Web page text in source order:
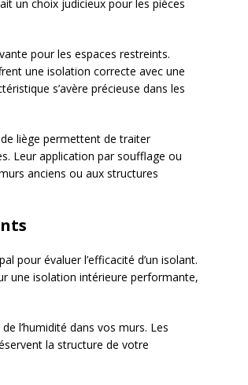
un choix judicieux pour les pièces
pour les espaces restreints.
une isolation correcte avec une
s’avère précieuse dans les
liège permettent de traiter
Leur application par soufflage ou
anciens ou aux structures
pour évaluer l’efficacité d’un isolant.
une isolation intérieure performante,
l’humidité dans vos murs. Les
la structure de votre